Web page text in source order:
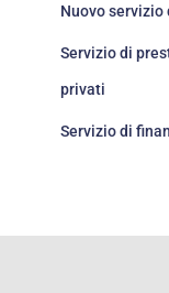
Nuovo
Servizio di
privati
Servizio di